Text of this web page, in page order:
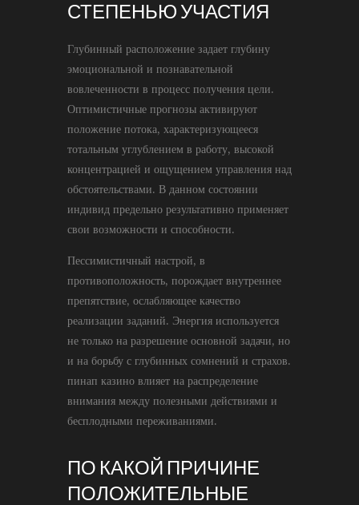
СТЕПЕНЬЮ УЧАСТИЯ
Глубинный расположение задает глубину
эмоциональной и познавательной
вовлеченности в процесс получения цели.
Оптимистичные прогнозы активируют
положение потока, характеризующееся
тотальным углублением в работу, высокой
концентрацией и ощущением управления над
обстоятельствами. В данном состоянии
индивид предельно результативно применяет
свои возможности и способности.
Пессимистичный настрой, в
противоположность, порождает внутреннее
препятствие, ослабляющее качество
реализации заданий. Энергия используется
не только на разрешение основной задачи, но
и на борьбу с глубинных сомнений и страхов.
пинап казино влияет на распределение
внимания между полезными действиями и
бесплодными переживаниями.
ПО КАКОЙ ПРИЧИНЕ
ПОЛОЖИТЕЛЬНЫЕ